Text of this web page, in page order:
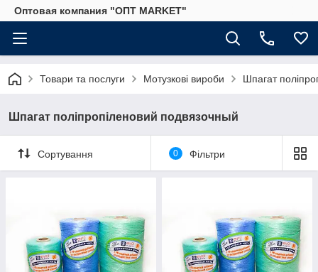
Оптовая компания "ОПТ MARKET"
Товари та послуги Мотузкові вироби Шпагат
Шпагат поліпропіленовий подвязочный
Сортування 0 Фільтри